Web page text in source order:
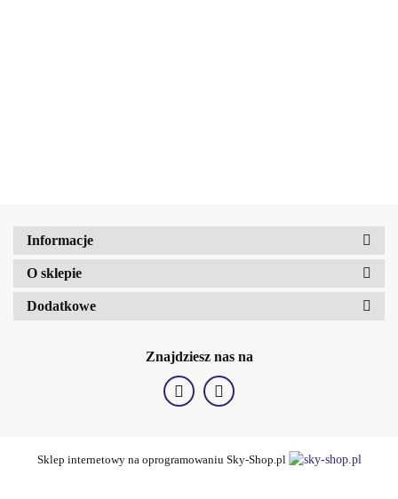
Informacje
O sklepie
Dodatkowe
Znajdziesz nas na
Sklep internetowy na oprogramowaniu Sky-Shop.pl